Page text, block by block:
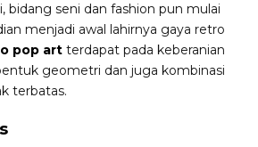
bidang seni dan fashion pun mulai
menjadi awal lahirnya gaya retro
pop art terdapat pada keberanian
geometri dan juga kombinasi
terbatas.